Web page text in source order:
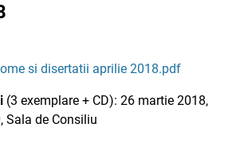
si disertatii aprilie 2018.pdf
(3 exemplare + CD): 26 martie 2018,
Sala de Consiliu